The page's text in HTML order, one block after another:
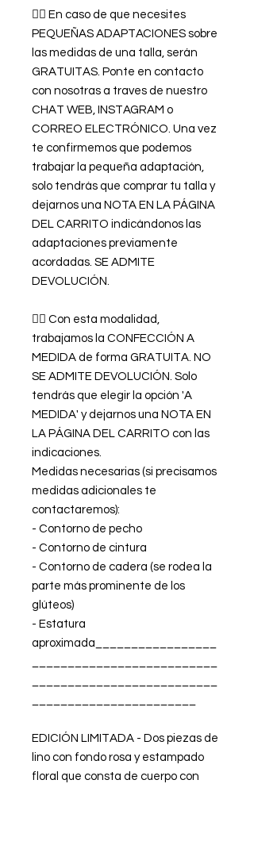
👉🏿 En caso de que necesites
PEQUEÑAS ADAPTACIONES sobre
las medidas de una talla, serán
GRATUITAS. Ponte en contacto
con nosotras a traves de nuestro
CHAT WEB, INSTAGRAM o
CORREO ELECTRÓNICO. Una vez
te confirmemos que podemos
trabajar la pequeña adaptación,
solo tendrás que comprar tu talla y
dejarnos una NOTA EN LA PÁGINA
DEL CARRITO indicándonos las
adaptaciones previamente
acordadas. SE ADMITE
DEVOLUCIÓN.
👉🏿 Con esta modalidad,
trabajamos la CONFECCIÓN A
MEDIDA de forma GRATUITA. NO
SE ADMITE DEVOLUCIÓN. Solo
tendrás que elegir la opción 'A
MEDIDA' y dejarnos una NOTA EN
LA PÁGINA DEL CARRITO con las
indicaciones.
Medidas necesarias (si precisamos
medidas adicionales te
contactaremos):
- Contorno de pecho
- Contorno de cintura
- Contorno de cadera (se rodea la
parte más prominente de los
glúteos)
- Estatura
aproximada_________________
EDICIÓN LIMITADA - Dos piezas de
lino con fondo rosa y estampado
floral que consta de cuerpo con